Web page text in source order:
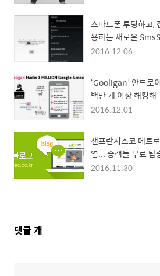
스마트폰 루팅하고,
용하는 새로운
2016.12.06
‘Gooligan’ 안드로
백만 개 이상 해킹해
2016.12.01
샌프란시스코 메트
염... 승객들 무료 탑
2016.11.30
댓
댓글 개